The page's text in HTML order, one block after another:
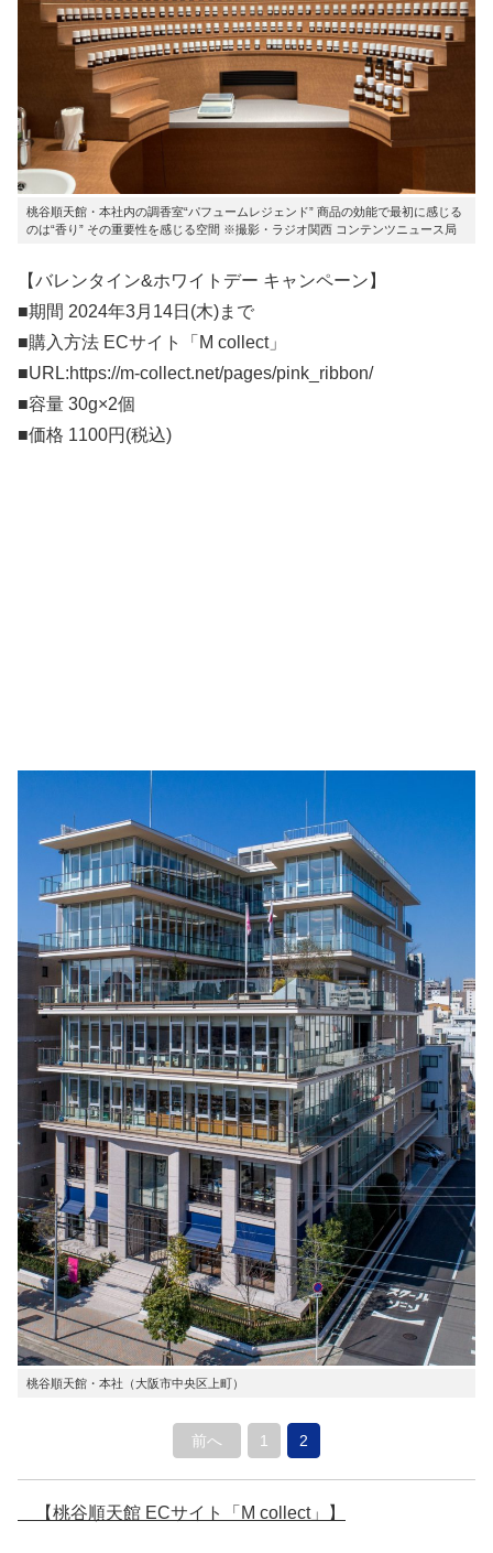
桃谷順天館・本社内の調香室“パフュームレジェンド” 商品の効能で最初に感じる
のは“香り” その重要性を感じる空間 ※撮影・ラジオ関西 コンテンツニュース局
【バレンタイン&ホワイトデー キャンペーン】
■期間 2024年3月14日(木)まで
■購入方法 ECサイト「M collect」
■URL:https://m-collect.net/pages/pink_ribbon/
■容量 30g×2個
■価格 1100円(税込)
桃谷順天館・本社（大阪市中央区上町）
前へ 1 2
【桃谷順天館 ECサイト「M collect」】